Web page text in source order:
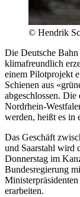
© Hendrik
Die Deutsche
klimafreundlich
einem Pilotprojekt
Schienen aus
abgeschlossen.
Nordrhein-
werden, heißt es in
Das Geschäft
und Saarstahl wird
Donnerstag im
Bundesregierung
erarbeiten.